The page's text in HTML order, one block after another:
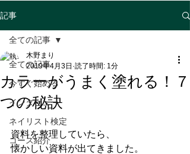
記事
全ての記事
今すぐ始める
インタビュー
ネイリスト検定
コース紹介
全ての記事
カラーがうまく塗れる！７
つの秘訣
木野まり
2019年4月3日 読了時間: 1分
資料を整理していたら、
懐かしい資料が出てきました。